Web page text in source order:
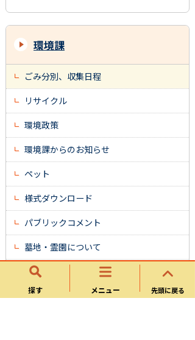
探す メニュー 先頭に戻る
環境課
ごみ分別、収集日程
リサイクル
環境政策
環境課からのお知らせ
ペット
様式ダウンロード
パブリックコメント
墓地・霊園について
よくある質問